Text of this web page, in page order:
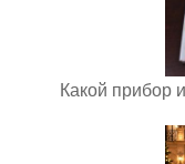
Какой прибор